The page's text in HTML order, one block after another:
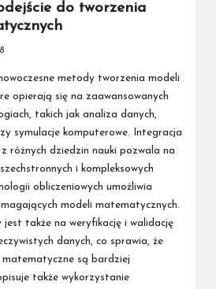
do tworzenia
metody tworzenia modeli
opierają się na zaawansowanych
takich jak analiza danych,
symulacje komputerowe. Integracja
różnych dziedzin nauki pozwala na
i kompleksowych
obliczeniowych umożliwia
modeli matematycznych.
jest także na weryfikację i walidację
danych, co sprawia, że
są bardziej
także wykorzystanie